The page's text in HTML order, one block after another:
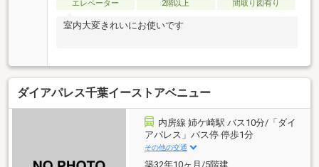
エレベーター
2階以上 間取り図有り
室内大変きれいにお使いです
ダイアパレス千葉イーストアベニュー
内房線 姉ケ崎駅 バス10分/「ダイ
アパレス」バス停 停歩1分
その他の交通
築32年10ヶ月/5階建